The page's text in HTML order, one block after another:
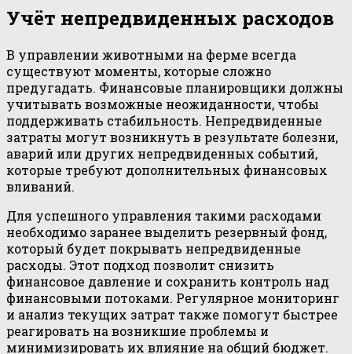
Учёт непредвиденных расходов
В управлении животными на ферме всегда
существуют моменты, которые сложно
предугадать. Финансовые планировщики должны
учитывать возможные неожиданности, чтобы
поддерживать стабильность. Непредвиденные
затраты могут возникнуть в результате болезни,
аварий или других непредвиденных событий,
которые требуют дополнительных финансовых
вливаний.
Для успешного управления такими расходами
необходимо заранее выделить резервный фонд,
который будет покрывать непредвиденные
расходы. Этот подход позволит снизить
финансовое давление и сохранить контроль над
финансовыми потоками. Регулярное мониторинг
и анализ текущих затрат также помогут быстрее
реагировать на возникшие проблемы и
минимизировать их влияние на общий бюджет.